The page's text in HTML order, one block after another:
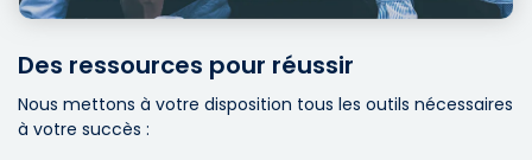
Des ressources pour réussir
Nous mettons à votre disposition tous les outils nécessaires
à votre succès :